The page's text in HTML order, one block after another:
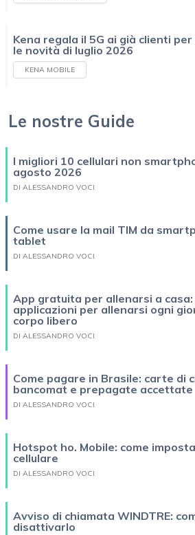
Kena regala il 5G ai già clienti
le novità di luglio 2026
KENA MOBILE
Le nostre Guide
I migliori 10 cellulari non
agosto 2026
DI ALESSANDRO VOCI
Come usare la mail TIM da
tablet
DI ALESSANDRO VOCI
App gratuita per allenarsi a casa:
applicazioni per allenarsi ogni
corpo libero
DI ALESSANDRO VOCI
Come pagare in Brasile: carte di
bancomat e prepagate accettate
DI ALESSANDRO VOCI
Hotspot ho. Mobile: come
cellulare
DI ALESSANDRO VOCI
Avviso di chiamata WINDTRE:
disattivarlo